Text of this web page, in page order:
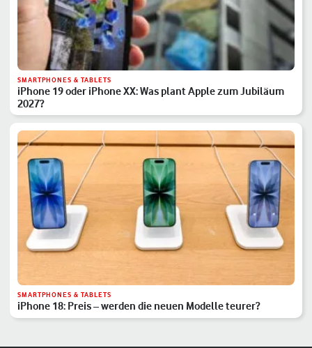
SMARTPHONES & TABLETS
iPhone 19 oder iPhone XX: Was plant Apple zum Jubiläum
2027?
SMARTPHONES & TABLETS
iPhone 18: Preis – werden die neuen Modelle teurer?